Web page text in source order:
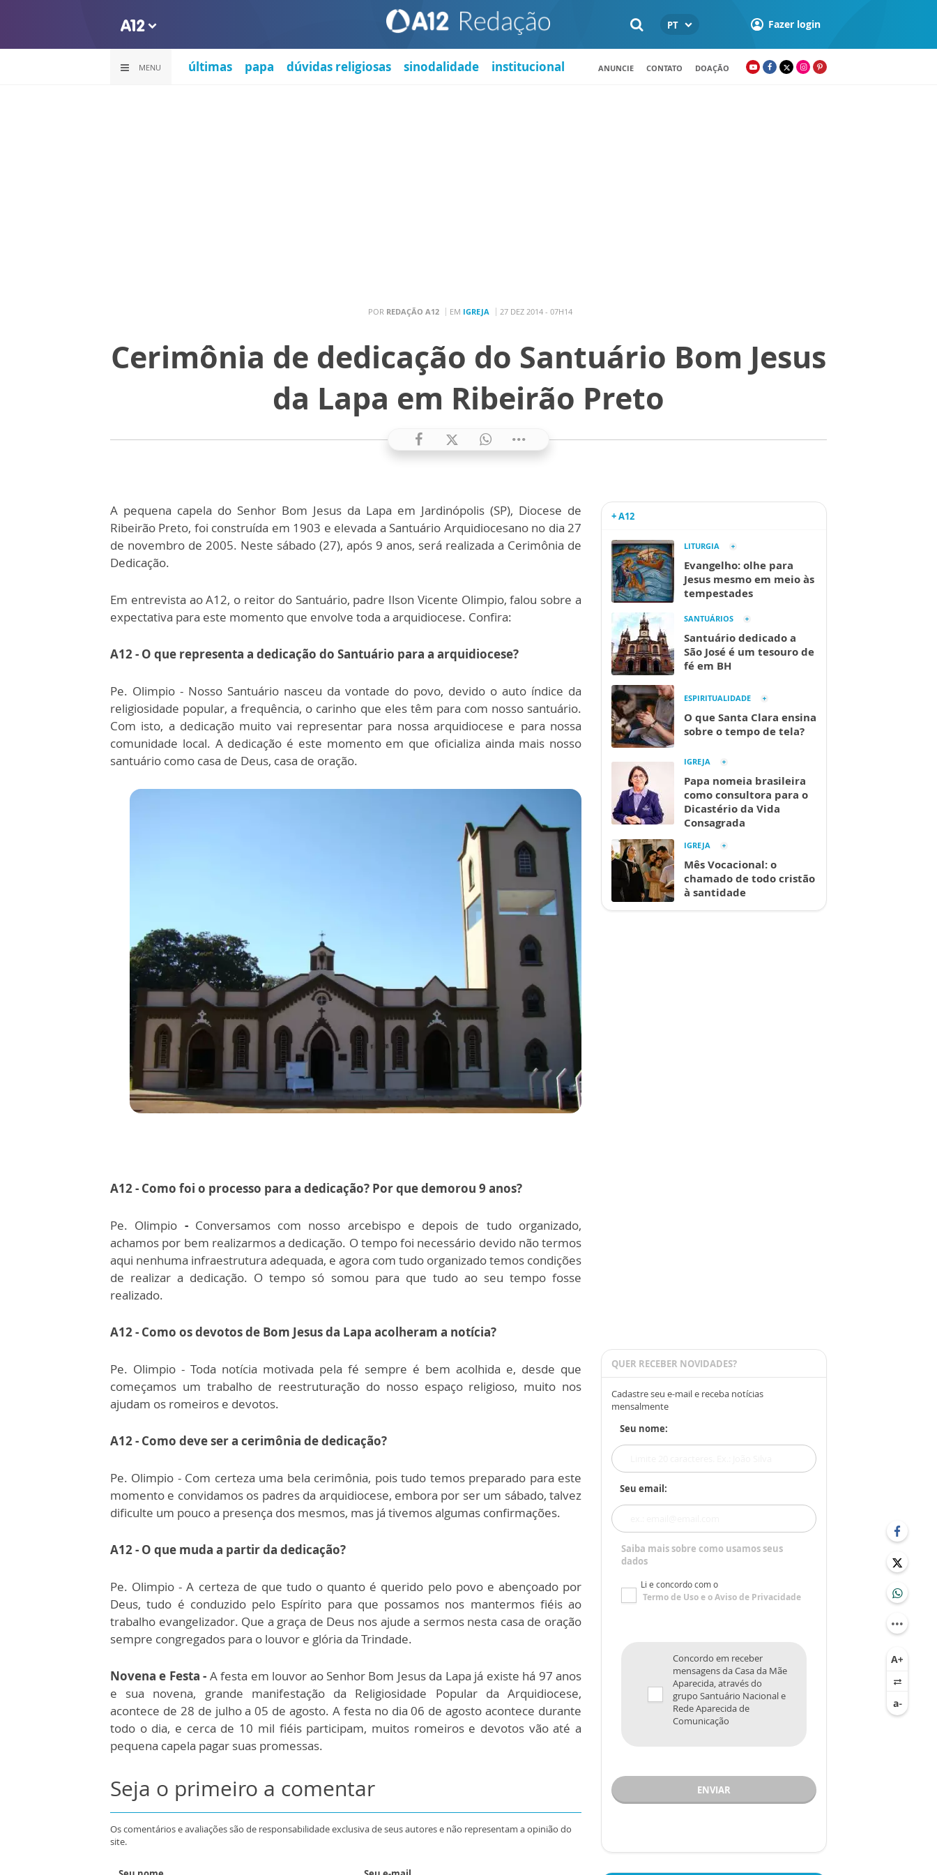
PT Fazer login
MENU últimas papa dúvidas religiosas sinodalidade institucional ANUNCIE CONTATO DOAÇÃO
POR REDAÇÃO A12 EM IGREJA 27 DEZ 2014 - 07H14
Cerimônia de dedicação do Santuário Bom Jesus
da Lapa em Ribeirão Preto
A pequena capela do Senhor Bom Jesus da Lapa em Jardinópolis (SP), Diocese de
Ribeirão Preto, foi construída em 1903 e elevada a Santuário Arquidiocesano no dia 27
de novembro de 2005. Neste sábado (27), após 9 anos, será realizada a Cerimônia de
Dedicação.
Em entrevista ao A12, o reitor do Santuário, padre Ilson Vicente Olimpio, falou sobre a
expectativa para este momento que envolve toda a arquidiocese. Confira:
A12 - O que representa a dedicação do Santuário para a arquidiocese?
Pe. Olimpio - Nosso Santuário nasceu da vontade do povo, devido o auto índice da
religiosidade popular, a frequência, o carinho que eles têm para com nosso santuário.
Com isto, a dedicação muito vai representar para nossa arquidiocese e para nossa
comunidade local. A dedicação é este momento em que oficializa ainda mais nosso
santuário como casa de Deus, casa de oração.
A12 - Como foi o processo para a dedicação? Por que demorou 9 anos?
Pe. Olimpio - Conversamos com nosso arcebispo e depois de tudo organizado,
achamos por bem realizarmos a dedicação. O tempo foi necessário devido não termos
aqui nenhuma infraestrutura adequada, e agora com tudo organizado temos condições
de realizar a dedicação. O tempo só somou para que tudo ao seu tempo fosse
realizado.
A12 - Como os devotos de Bom Jesus da Lapa acolheram a notícia?
Pe. Olimpio - Toda notícia motivada pela fé sempre é bem acolhida e, desde que
começamos um trabalho de reestruturação do nosso espaço religioso, muito nos
ajudam os romeiros e devotos.
A12 - Como deve ser a cerimônia de dedicação?
Pe. Olimpio - Com certeza uma bela cerimônia, pois tudo temos preparado para este
momento e convidamos os padres da arquidiocese, embora por ser um sábado, talvez
dificulte um pouco a presença dos mesmos, mas já tivemos algumas confirmações.
A12 - O que muda a partir da dedicação?​
Pe. Olimpio - A certeza de que tudo o quanto é querido pelo povo e abençoado por
Deus, tudo é conduzido pelo Espírito para que possamos nos mantermos fiéis ao
trabalho evangelizador. Que a graça de Deus nos ajude a sermos nesta casa de oração
sempre congregados para o louvor e glória da Trindade.
Novena e Festa - A festa em louvor ao Senhor Bom Jesus da Lapa já existe há 97 anos
e sua novena, grande manifestação da Religiosidade Popular da Arquidiocese,
acontece de 28 de julho a 05 de agosto. A festa no dia 06 de agosto acontece durante
todo o dia, e cerca de 10 mil fiéis participam, muitos romeiros e devotos vão até a
pequena capela pagar suas promessas.
Seja o primeiro a comentar
Os comentários e avaliações são de responsabilidade exclusiva de seus autores e não representam a opinião do
site.
+ A12
LITURGIA
Evangelho: olhe para
Jesus mesmo em meio às
tempestades
SANTUÁRIOS
Santuário dedicado a
São José é um tesouro de
fé em BH
ESPIRITUALIDADE
O que Santa Clara ensina
sobre o tempo de tela?
IGREJA
Papa nomeia brasileira
como consultora para o
Dicastério da Vida
Consagrada
IGREJA
Mês Vocacional: o
chamado de todo cristão
à santidade
QUER RECEBER NOVIDADES?
Cadastre seu e-mail e receba notícias
mensalmente
Seu nome:
Seu email:
Saiba mais sobre como usamos seus
dados
Li e concordo com o
Termo de Usoe oAviso de Privacidade
Concordo em receber
mensagens da Casa da Mãe
Aparecida, através do
grupo Santuário Nacional e
Rede Aparecida de
Comunicação
ENVIAR